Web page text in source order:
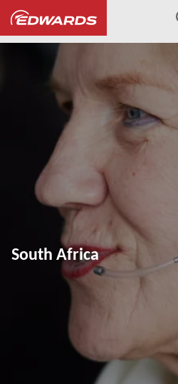
...
South Africa